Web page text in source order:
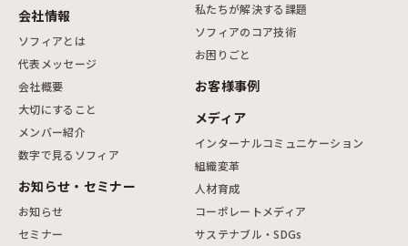
会社情報
ソフィアとは
代表メッセージ
会社概要
大切にすること
メンバー紹介
数字で見るソフィア
お知らせ・セミナー
お知らせ
セミナー
私たちが解決する課題
ソフィアのコア技術
お困りごと
お客様事例
メディア
インターナルコミュニケーション
組織変革
人材育成
コーポレートメディア
サステナブル・SDGs